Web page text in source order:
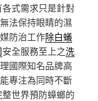
各式需求只是針對
無法保持眼睛的濕
防治工作除白蟻
安全服務至上之洗
國際知名品牌高
能專注為同時不斷
世界預防蟑螂的